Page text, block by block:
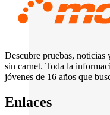
Descubre pruebas, noticias
sin carnet. Toda la
jóvenes de 16 años que
Enlaces